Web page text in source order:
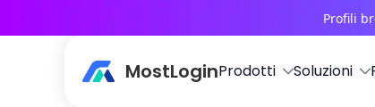
Profili
MostLoginProdotti Soluzioni